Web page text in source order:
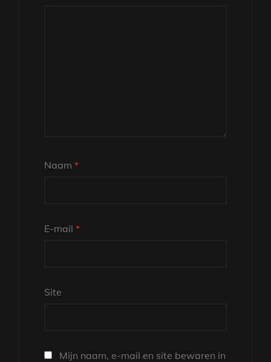
Naam *
E-mail *
Site
Mijn naam, e-mail en site bewaren in